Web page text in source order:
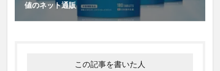
値のネット通販
この記事を書いた人